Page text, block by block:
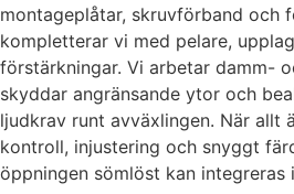
montageplåtar, skruvförband och
kompletterar vi med pelare,
förstärkningar. Vi arbetar damm-
skyddar angränsande ytor och
ljudkrav runt avväxlingen. När allt
kontroll, injustering och snyggt
öppningen sömlöst kan integreras